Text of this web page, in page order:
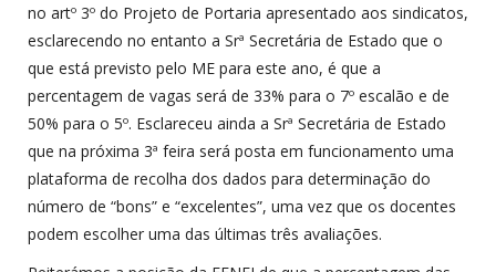
no artº 3º do Projeto de Portaria apresentado aos sindicatos,
esclarecendo no entanto a Srª Secretária de Estado que o
que está previsto pelo ME para este ano, é que a
percentagem de vagas será de 33% para o 7º escalão e de
50% para o 5º. Esclareceu ainda a Srª Secretária de Estado
que na próxima 3ª feira será posta em funcionamento uma
plataforma de recolha dos dados para determinação do
número de “bons” e “excelentes”, uma vez que os docentes
podem escolher uma das últimas três avaliações.